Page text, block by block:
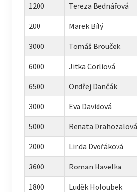
1200 Tereza Bednářová
200 Marek Bílý
3000 Tomáš Brouček
6000 Jitka Corliová
6500 Ondřej Dančák
3000 Eva Davidová
5000 Renata Drahozalová
2000 Linda Dvořáková
3600 Roman Havelka
1800 Luděk Holoubek